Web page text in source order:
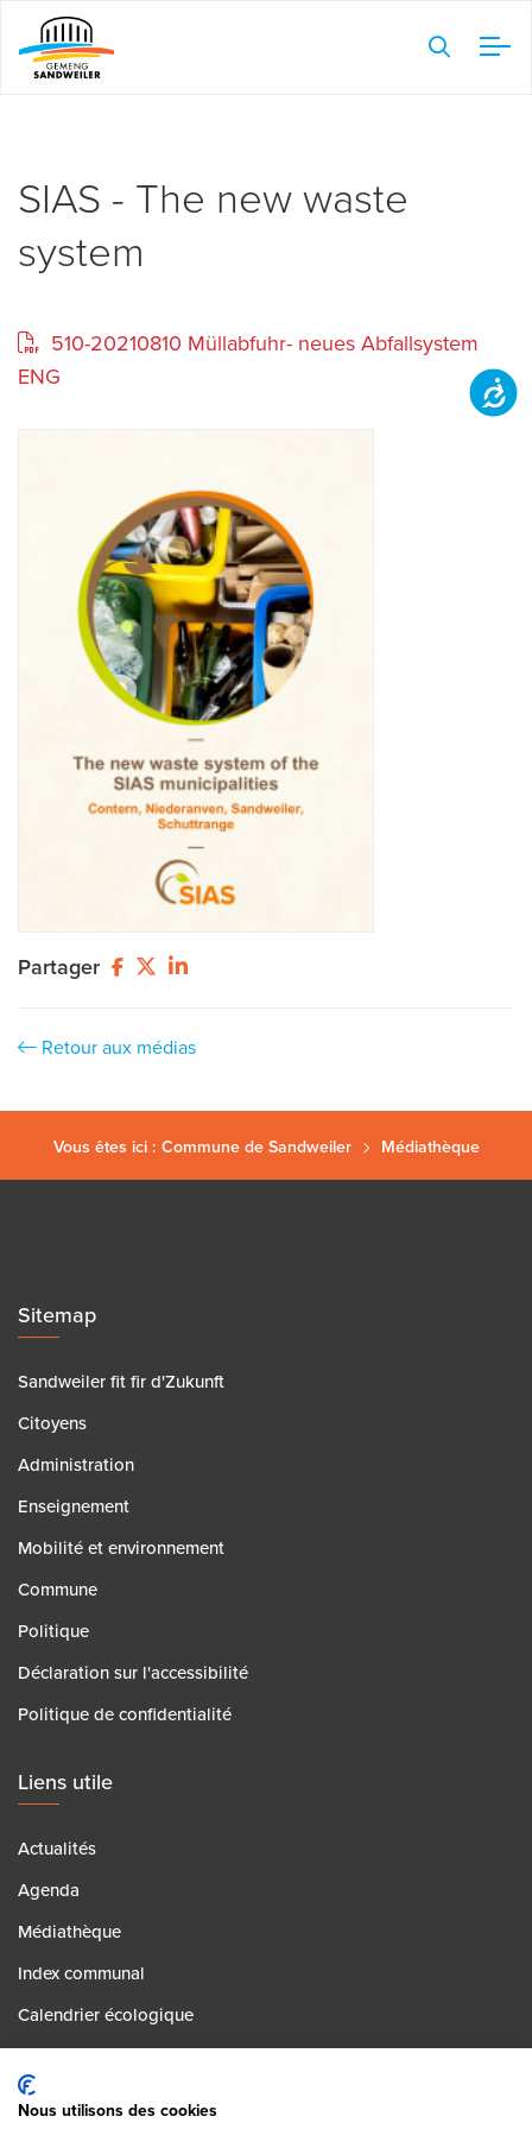
Veuillez
noter
Web
comprend
un
système
SIAS - The new waste
system
510-20210810 Müllabfuhr- neues Abfallsystem
ENG
Partager
Retour aux médias
Vous êtes ici : Commune de Sandweiler Médiathèque
Sitemap
Sandweiler fit fir d'Zukunft
Citoyens
Administration
Enseignement
Mobilité et environnement
Commune
Politique
Déclaration sur l'accessibilité
Politique de confidentialité
Liens utile
Actualités
Agenda
Médiathèque
Index communal
Calendrier écologique
Contact
Postes vacants
Nous utilisons des cookies